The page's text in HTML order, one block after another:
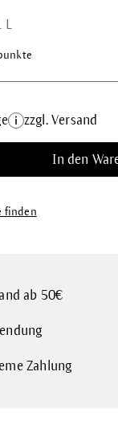
L
zzgl. Versand
In den
finden
ab 50€
Zahlung